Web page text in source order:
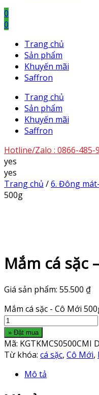
0
0
Trang chủ
Sản phẩm
Khuyến mãi
Saffron
Trang chủ
Sản phẩm
Khuyến mãi
Saffron
Hotline/Zalo : 0866-485-
yes
yes
Trang chủ /6. Đông
500g
Mắm cá sặc
Giá sản phẩm: 55.500 ₫
Mắm cá sặc - Cô Mới
» Đặt mua
Mã: KGTKMCS0500CMI
Từ khóa: cá sặc, Cô Mới,
Mô tả